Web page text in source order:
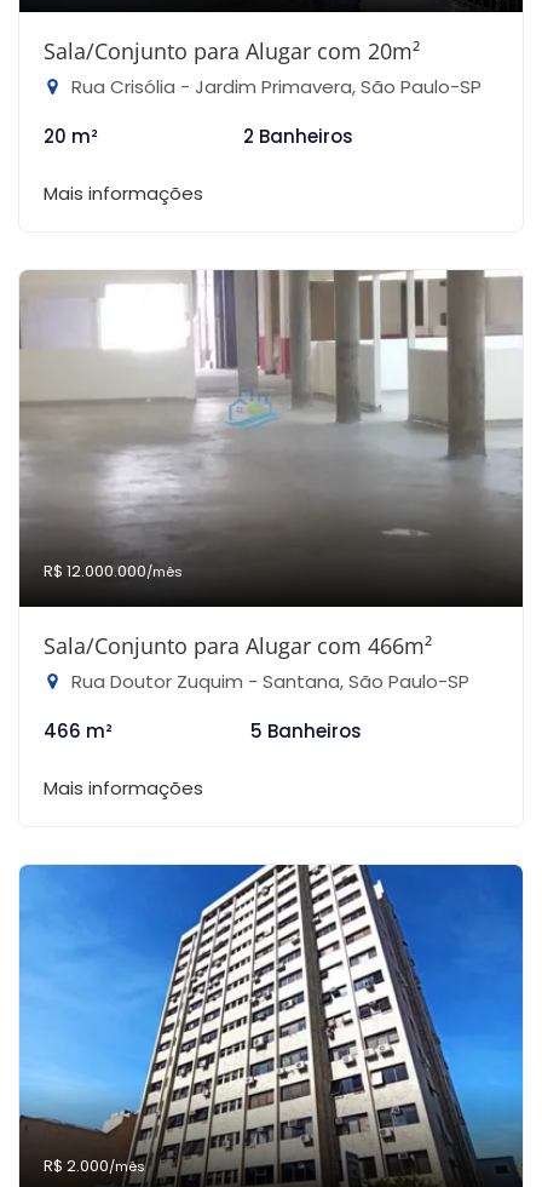
Sala/Conjunto para Alugar com 20m²
Rua Crisólia - Jardim Primavera, São Paulo-SP
20 m²
2 Banheiros
Mais informações
R$ 12.000.000/mês
Sala/Conjunto para Alugar com 466m²
Rua Doutor Zuquim - Santana, São Paulo-SP
466 m²
5 Banheiros
Mais informações
R$ 2.000/mês